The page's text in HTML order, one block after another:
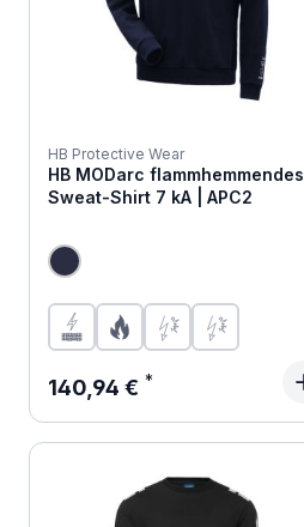
HB Protective Wear
HB MODarc flammhemmendes
Sweat-Shirt 7 kA | APC2
Regulärer Preis:
140,94 €